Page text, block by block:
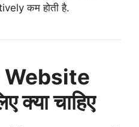
कम होती है.
क्या चाहिए